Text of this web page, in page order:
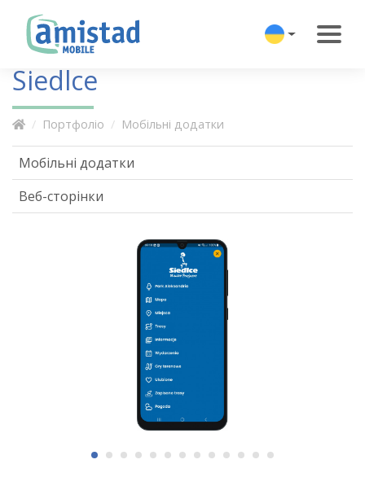
Siedlce
Портфоліо Мобільні додатки
Мобільні додатки
Веб-сторінки